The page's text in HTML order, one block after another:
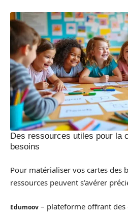
Des ressources utiles pour la
besoins
Pour matérialiser vos cartes des
ressources peuvent s’avérer
Edumoov – plateforme offrant des